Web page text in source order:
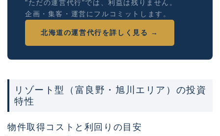
"ただの運営代行"では、利益は残りません。
企画・集客・運営にフルコミットします。
北海道の運営代行を詳しく見る →
リゾート型（富良野・旭川エリア）の投資
特性
物件取得コストと利回りの目安